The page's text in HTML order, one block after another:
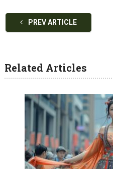
PREV ARTICLE
Related Articles